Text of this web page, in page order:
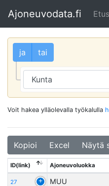
Ajoneuvodata.fi
ja tai
Voit hakea ylläolevalla työkalulla
Kopioi Excel Näytä
ID(link) Ajoneuvoluokka
27 MUU